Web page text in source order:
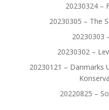
20230324 –
20230305 – The
20230303
20230302 –
20230121 – Danmarks
20220825 –